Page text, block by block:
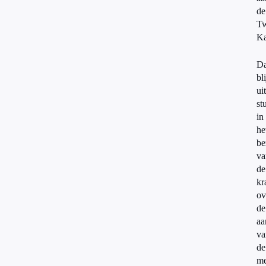
de
uit
in
de
de
de